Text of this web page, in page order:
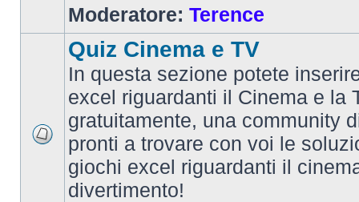
Moderatore: Terence
Quiz Cinema e TV
In questa sezione potete
excel riguardanti il Cinema e la
gratuitamente, una community
pronti a trovare con voi le
giochi excel riguardanti il
divertimento!